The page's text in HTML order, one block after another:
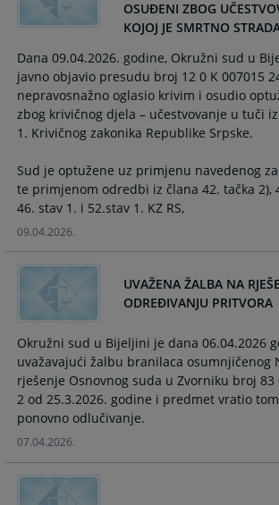
interact
with
the
calendar
and
select
a
Press
the
question
mark
key
to
keyboard
shortcuts
for
changing
dates.
interact
with
the
calendar
and
select
a
Press
the
question
key
get
the
shortcuts
for
changing
dates.
OSUĐENI ZBOG
KOJOJ JE SMRTNO
Dana 09.04.2026. godine, Okružni sud u
javno objavio presudu broj 12 0 K 007015
nepravosnažno oglasio krivim i osudio
zbog krivičnog djela – učestvovanje u tuči
1. Krivičnog zakonika Republike Srpske.
Sud je optužene uz primjenu navedenog
te primjenom odredbi iz člana 42. tačka 2),
09.04.2026.
UVAŽENA ŽALBA NA
ODREĐIVANJU PRITVORA
Okružni sud u Bijeljini je dana 06.04.2026
uvažavajući žalbu branilaca osumnjičenog
rješenje Osnovnog suda u Zvorniku broj 83
2 od 25.3.2026. godine i predmet vratio
ponovno odlučivanje.
07.04.2026.